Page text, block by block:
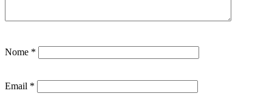
Nome *
Email *